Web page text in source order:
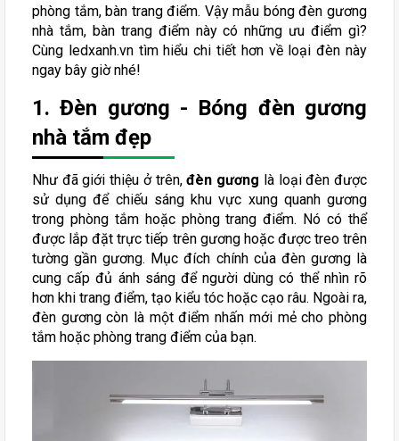
phòng tắm, bàn trang điểm. Vậy mẫu bóng đèn gương
nhà tắm, bàn trang điểm này có những ưu điểm gì?
Cùng ledxanh.vn tìm hiểu chi tiết hơn về loại đèn này
ngay bây giờ nhé!
1. Đèn gương - Bóng đèn gương
nhà tắm đẹp
Như đã giới thiệu ở trên,đèn gương là loại đèn được
sử dụng để chiếu sáng khu vực xung quanh gương
trong phòng tắm hoặc phòng trang điểm. Nó có thể
được lắp đặt trực tiếp trên gương hoặc được treo trên
tường gần gương. Mục đích chính của đèn gương là
cung cấp đủ ánh sáng để người dùng có thể nhìn rõ
hơn khi trang điểm, tạo kiểu tóc hoặc cạo râu. Ngoài ra,
đèn gương còn là một điểm nhấn mới mẻ cho phòng
tắm hoặc phòng trang điểm của bạn.